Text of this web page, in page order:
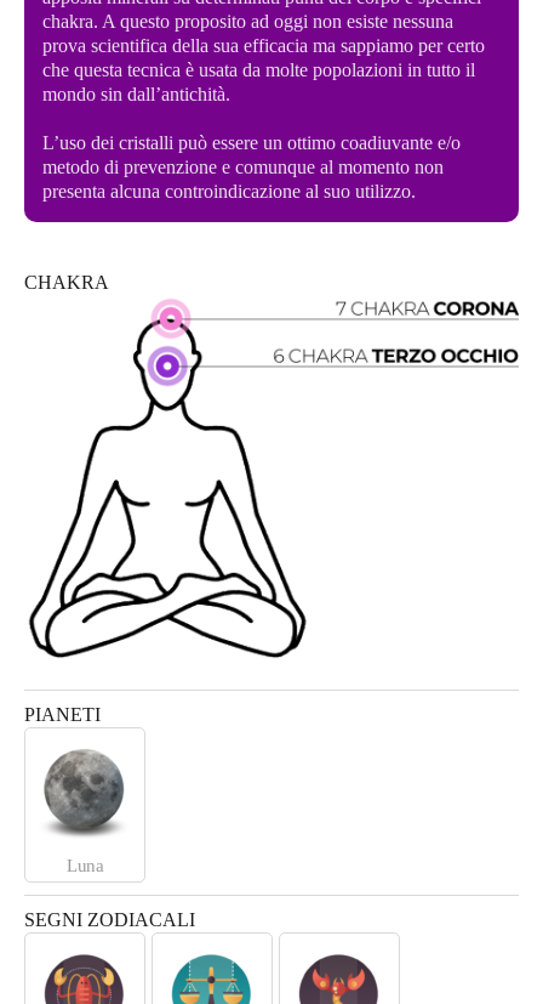
chakra. A questo proposito ad oggi non esiste nessuna
prova scientifica della sua efficacia ma sappiamo per certo
che questa tecnica è usata da molte popolazioni in tutto il
mondo sin dall’antichità.
L’uso dei cristalli può essere un ottimo coadiuvante e/o
metodo di prevenzione e comunque al momento non
presenta alcuna controindicazione al suo utilizzo.
CHAKRA
PIANETI
Luna
SEGNI ZODIACALI